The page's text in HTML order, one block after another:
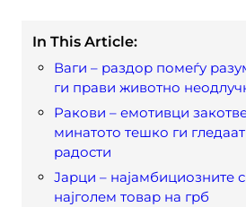
In This Article:
Ваги – раздор помеѓу
ги прави животно
Ракови – емотивци
минатото тешко ги
радости
Јарци – најамбициозните
најголем товар на грб